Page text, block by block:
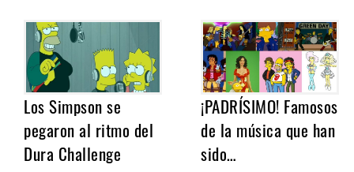
Los Simpson se
pegaron al ritmo del
Dura Challenge
¡PADRÍSIMO! Famosos
de la música que han
sido…